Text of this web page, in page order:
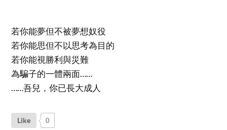
若你能夢但不被夢想奴役
若你能思但不以思考為目的
若你能視勝利與災難
為騙子的一體兩面……
……吾兒，你已長大成人
Like 0